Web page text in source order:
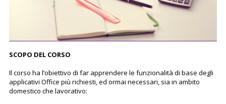
SCOPO DEL CORSO
Il corso ha l’obiettivo di far apprendere le funzionalità di base degli
applicativi Office più richiesti, ed ormai necessari, sia in ambito
domestico che lavorativo: